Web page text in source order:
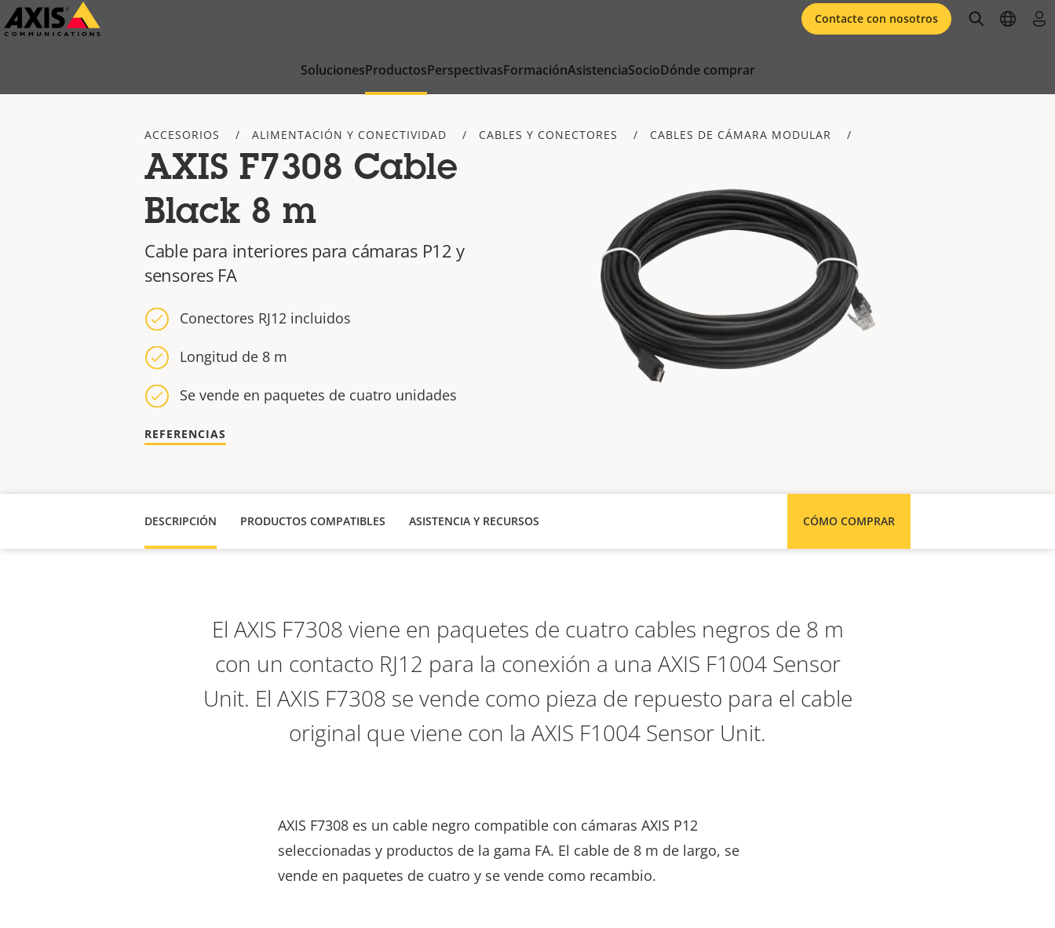
Saltar
al
SolucionesProductosPerspectivasFormaciónAsistenciaSocioDónde comprar
Contacte con nosotros openopen
ACCESORIOS ALIMENTACIÓN Y CONECTIVIDAD CABLES Y CONECTORES CABLES DE CÁMARA MODULAR
AXIS F7308 Cable
Black 8 m
Cable para interiores para cámaras P12 y
sensores FA
Conectores RJ12 incluidos
Longitud de 8 m
Se vende en paquetes de cuatro unidades
REFERENCIAS
DESCRIPCIÓN PRODUCTOS COMPATIBLES CÓMO COMPRAR
ASISTENCIA Y RECURSOS
El AXIS F7308 viene en paquetes de cuatro cables negros de 8 m
con un contacto RJ12 para la conexión a una AXIS F1004 Sensor
Unit. El AXIS F7308 se vende como pieza de repuesto para el cable
original que viene con la AXIS F1004 Sensor Unit.
AXIS F7308 es un cable negro compatible con cámaras AXIS P12
seleccionadas y productos de la gama FA. El cable de 8 m de largo, se
vende en paquetes de cuatro y se vende como recambio.